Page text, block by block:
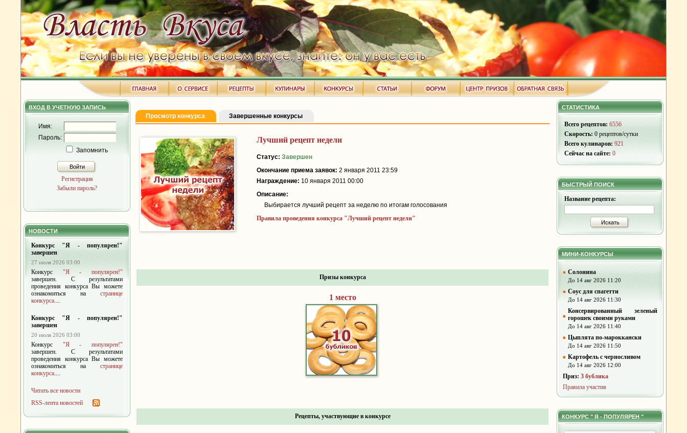
ВХОД В УЧЕТНУЮ ЗАПИСЬ
Имя:
Пароль:
Запомнить
Войти
Регистрация
Забыли пароль?
НОВОСТИ
Конкурс "Я - популярен!"
завершен
27 июля 2026 03:00
Конкурс"Я - популярен!"
завершен. С результатами
проведения конкурса Вы можете
ознакомиться на странице
конкурса....
Конкурс "Я - популярен!"
завершен
20 июля 2026 03:00
Конкурс "Я - популярен!"
завершен. С результатами
проведения конкурса Вы можете
ознакомиться на странице
конкурса....
Читать все новости
RSS-лента новостей
Просмотр конкурса Завершенные конкурсы
Лучший рецепт недели
Статус: Завершен
Окончание приема заявок: 2 января 2011 23:59
Награждение: 10 января 2011 00:00
Описание:
Выбирается лучший рецепт за неделю по итогам голосования
Правила проведения конкурса "Лучший рецепт недели"
Призы конкурса
1 место
Рецепты, участвующие в конкурсе
СТАТИСТИКА
Всего рецептов: 6556
Скорость:0 рецептов/сутки
Всего кулинаров: 921
Сейчас на сайте: 0
БЫСТРЫЙ ПОИСК
Название рецепта:
Искать
МИНИ-КОНКУРСЫ
Солонина
До 14 авг 2026 11:20
Соус для спагетти
До 14 авг 2026 11:30
Консервированный зеленый
горошек своими руками
До 14 авг 2026 11:40
Цыплята по-мароккански
До 14 авг 2026 11:50
Картофель с черносливом
До 14 авг 2026 12:00
Приз: 3 бублика
Правила участия
КОНКУРС " Я - ПОПУЛЯРЕН "